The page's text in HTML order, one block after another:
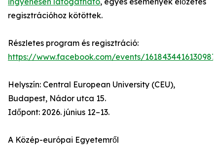
regisztrációhoz kötöttek.
Részletes program és regisztráció:
https://www.facebook.com/events/1618434416130987/
Helyszín: Central European University (CEU),
Budapest, Nádor utca 15.
Időpont: 2026. június 12–13.
A Közép-európai Egyetemről